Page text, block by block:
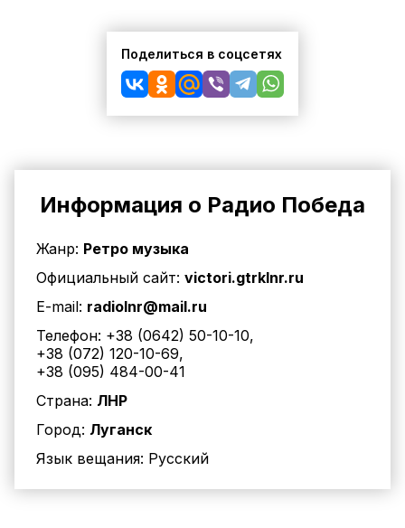
Поделиться в соцсетях
Информация о Радио Победа
Жанр: Ретро музыка
Официальный сайт: victori.gtrklnr.ru
E-mail: radiolnr@mail.ru
Телефон: +38 (0642) 50-10-10,
+38 (072) 120-10-69,
+38 (095) 484-00-41
Страна: ЛНР
Город: Луганск
Язык вещания: Русский